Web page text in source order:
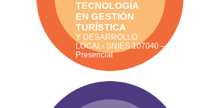
TECNOLOGÍA
EN GESTIÓN
TURÍSTICA
Y DESARROLLO
LOCAL- SNIES 107040 –
Presencial